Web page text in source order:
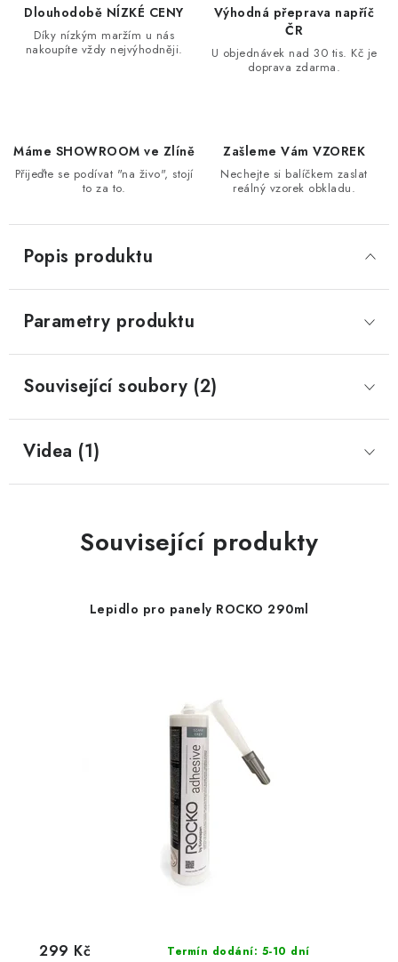
Dlouhodobě NÍZKÉ CENY
Díky nízkým maržím u nás
nakoupíte vždy nejvýhodněji.
Výhodná přeprava napříč
ČR
U objednávek nad 30 tis. Kč je
doprava zdarma.
Máme SHOWROOM ve Zlíně
Přijeďte se podívat "na živo", stojí
to za to.
Zašleme Vám VZOREK
Nechejte si balíčkem zaslat
reálný vzorek obkladu.
Popis produktu
Parametry produktu
Související soubory (2)
Videa (1)
Související produkty
Lepidlo pro panely ROCKO 290ml
Termín dodání: 5-10 dní
299 Kč